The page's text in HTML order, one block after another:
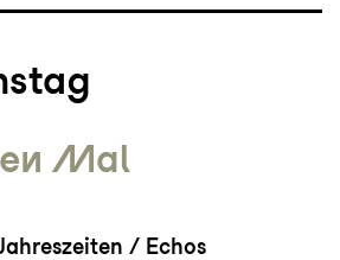
Mal
/ Echos